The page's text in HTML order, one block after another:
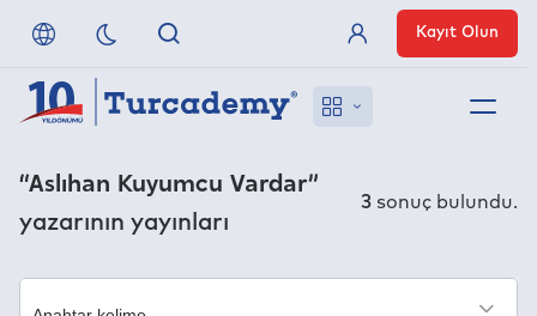
Referanslarımız
Uzaktan Erişim
Üye Girişi
Kayıt Olun
“Aslıhan Kuyumcu Vardar”
yazarının yayınları
3 sonuç bulundu.